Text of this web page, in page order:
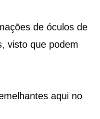
de óculos de
visto que podem
aqui no